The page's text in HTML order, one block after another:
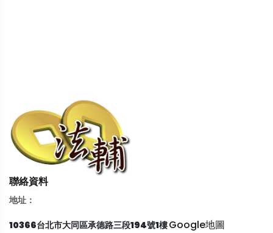
聯絡資料
地址：
10366台北市大同區承德路三段194號1樓Google地圖